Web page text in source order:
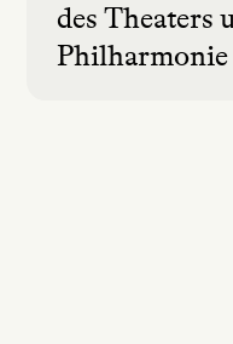
des Theaters
Philharmonie